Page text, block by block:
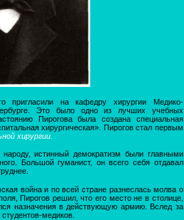
пригласили на кафедру хирургии Медико-
Это было одно из лучших учебных
Пирогова была создана специальная
хирургическая». Пирогов стал первым
хирургии.
истинный демократизм были главными
Большой гуманист, он всего себя отдавал
война и по всей стране разнеслась молва о
Пирогов решил, что его место не в столице,
назначения в действующую армию. Вслед за
медиков.